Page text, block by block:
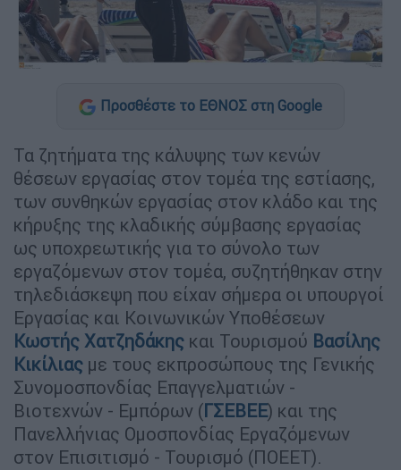
Προσθέστε το ΕΘΝΟΣ στη Google
Τα ζητήματα της κάλυψης των κενών
θέσεων εργασίας στον τομέα της εστίασης,
των συνθηκών εργασίας στον κλάδο και της
κήρυξης της κλαδικής σύμβασης εργασίας
ως υποχρεωτικής για το σύνολο των
εργαζόμενων στον τομέα, συζητήθηκαν στην
τηλεδιάσκεψη που είχαν σήμερα οι υπουργοί
Εργασίας και Κοινωνικών Υποθέσεων
Κωστής Χατζηδάκης και Τουρισμού Βασίλης
Κικίλιας με τους εκπροσώπους της Γενικής
Συνομοσπονδίας Επαγγελματιών -
Βιοτεχνών - Εμπόρων (ΓΣΕΒΕΕ) και της
Πανελλήνιας Ομοσπονδίας Εργαζόμενων
στον Επισιτισμό - Τουρισμό (ΠΟΕΕΤ).